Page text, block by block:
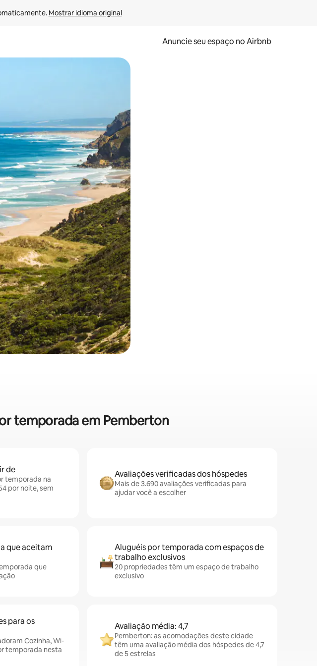
Mostrar idioma original
Anuncie seu espaço no Airbnb
do teclado ou tocando e deslizando o dedo na tela.
temporada em Pemberton
de
temporada na
por noite, sem
Avaliações verificadas dos hóspedes
Mais de 3.690 avaliações verificadas para
ajudar você a escolher
que aceitam
que
Aluguéis por temporada com espaços de
trabalho exclusivos
20 propriedades têm um espaço de trabalho
exclusivo
para os
Cozinha, Wi-
temporada nesta
Avaliação média: 4,7
Pemberton: as acomodações deste cidade
têm uma avaliação média dos hóspedes de 4,7
de 5 estrelas